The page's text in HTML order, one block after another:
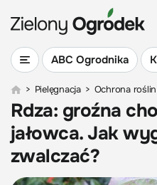
ABC Ogrodnika
> Pielęgnacja > Ochrona roślin
Rdza: groźna
jałowca. Jak
zwalczać?